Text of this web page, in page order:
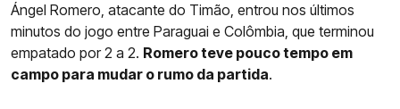
Ángel Romero, atacante do Timão, entrou nos últimos
minutos do jogo entre Paraguai e Colômbia, que terminou
empatado por 2 a 2. Romero teve pouco tempo em
campo para mudar o rumo da partida.